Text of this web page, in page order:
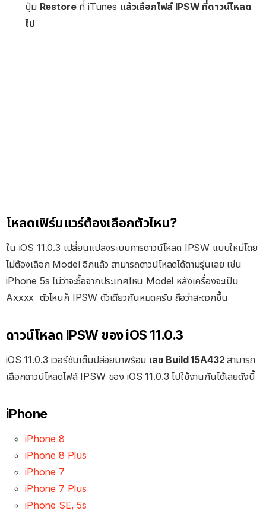
ปุ่ม Restoreที่ iTunes แล้วเลือกไฟล์ IPSW ที่ดาวน์โหลด
ไป
โหลดเฟิร์มแวร์ต้องเลือกตัวไหน?
ใน iOS 11.0.3 เปลี่ยนแปลงระบบการดาวน์โหลด IPSW แบบใหม่โดย
ไม่ต้องเลือก Model อีกแล้ว สามารถดาวน์โหลดได้ตามรุ่นเลย เช่น
iPhone 5s ไม่ว่าจะซื้อจากประเทศไหน Model หลังเครื่องจะเป็น
Axxxx ตัวไหนก็ IPSW ตัวเดียวกันหมดครับ ถือว่าสะดวกขึ้น
ดาวน์โหลด IPSW ของ iOS 11.0.3
iOS 11.0.3 เวอร์ชันเต็มปล่อยมาพร้อม เลข Build 15A432สามารถ
เลือกดาวน์โหลดไฟล์ IPSW ของ iOS 11.0.3 ไปใช้งานกันได้เลยดังนี้
iPhone
iPhone 8
iPhone 8 Plus
iPhone 7
iPhone 7 Plus
iPhone SE, 5s